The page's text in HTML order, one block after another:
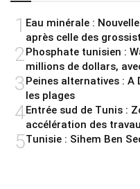
1 Eau minérale :
après celle des
2 Phosphate tunisien :
millions de dollars,
3Peines alternatives : A
les plages
4Entrée sud de Tunis :
accélération des
5Tunisie : Sihem Ben